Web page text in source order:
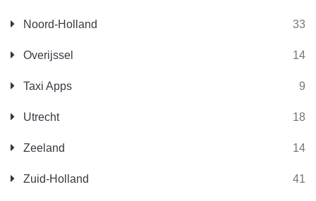
Noord-Holland 33
Overijssel 14
Taxi Apps 9
Utrecht 18
Zeeland 14
Zuid-Holland 41